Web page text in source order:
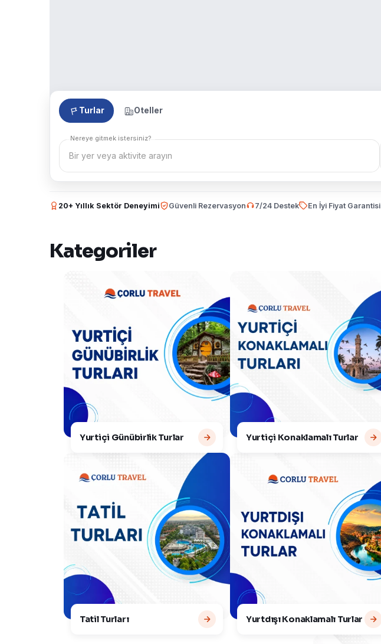
Turlar Oteller
Nereye gitmek istersiniz?
20+ Yıllık Sektör Deneyimi Güvenli Rezervasyon 7/24 Destek En İyi Fiyat Garantisi
Kategoriler
Yurtiçi Günübirlik Turlar Yurtiçi Konaklamalı Turlar
Tatil Turları Yurtdışı Konaklamalı Turlar